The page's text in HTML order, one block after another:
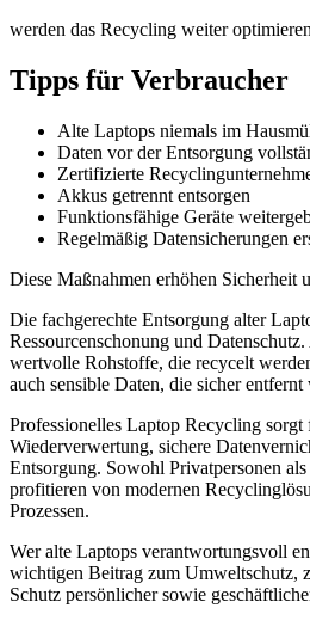
werden das Recycling weiter
Tipps für Verbraucher
Alte Laptops niemals im
Daten vor der Entsorgung
Zertifizierte
Akkus getrennt entsorgen
Funktionsfähige Geräte
Regelmäßig Datensicherungen
Diese Maßnahmen erhöhen Sicherheit
Die fachgerechte Entsorgung alter
Ressourcenschonung und
wertvolle Rohstoffe, die recycelt
auch sensible Daten, die sicher entfernt
Professionelles Laptop Recycling sorgt
Wiederverwertung, sichere
Entsorgung. Sowohl Privatpersonen
profitieren von modernen
Prozessen.
Wer alte Laptops verantwortungsvoll
wichtigen Beitrag zum Umweltschutz,
Schutz persönlicher sowie